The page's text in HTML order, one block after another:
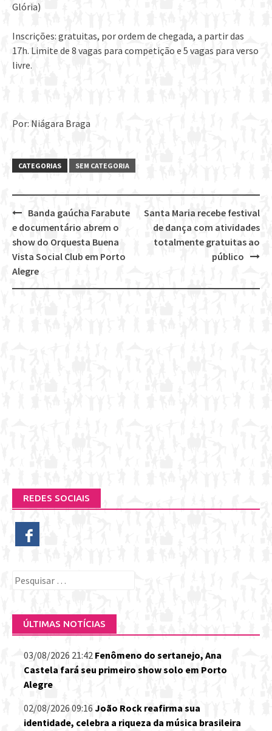
Glória)
Inscrições: gratuitas, por ordem de chegada, a partir das
17h. Limite de 8 vagas para competição e 5 vagas para verso
livre.
Por: Niágara Braga
CATEGORIAS SEM CATEGORIA
Post
navigation
Santa Maria recebe festival
de dança com atividades
totalmente gratuitas ao
público
Banda gaúcha Farabute
e documentário abrem o
show do Orquesta Buena
Vista Social Club em Porto
Alegre
REDES SOCIAIS
Pesquisar
ÚLTIMAS NOTÍCIAS
03/08/2026 21:42 Fenômeno do sertanejo, Ana
Castela fará seu primeiro show solo em Porto
Alegre
02/08/2026 09:16 João Rock reafirma sua
identidade, celebra a riqueza da música brasileira